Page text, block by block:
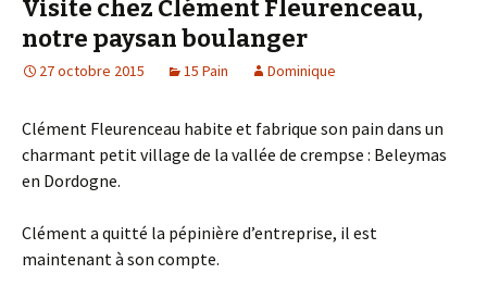
Visite chez Clément Fleurenceau,
notre paysan boulanger
27 octobre 2015 15 Pain Dominique
Clément Fleurenceau habite et fabrique son pain dans un
charmant petit village de la vallée de crempse : Beleymas
en Dordogne.
Clément a quitté la pépinière d’entreprise, il est
maintenant à son compte.